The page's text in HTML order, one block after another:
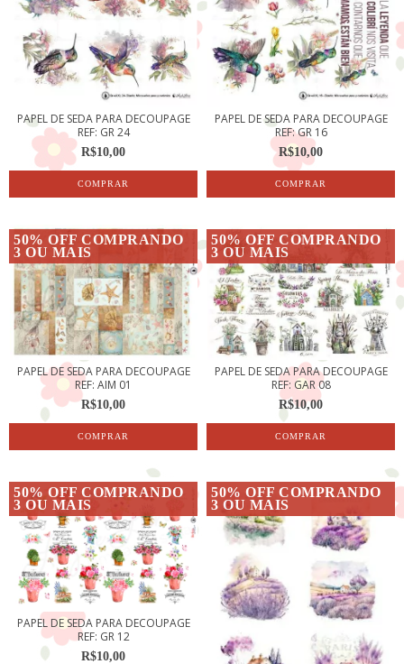
PAPEL DE SEDA PARA DECOUPAGE
REF: GR 24
R$10,00
PAPEL DE SEDA PARA DECOUPAGE
REF: GR 16
R$10,00
50% OFF COMPRANDO
3 OU MAIS
PAPEL DE SEDA PARA DECOUPAGE
REF: AIM 01
R$10,00
50% OFF COMPRANDO
3 OU MAIS
PAPEL DE SEDA PARA DECOUPAGE
REF: GAR 08
R$10,00
50% OFF COMPRANDO
3 OU MAIS
PAPEL DE SEDA PARA DECOUPAGE
REF: GR 12
R$10,00
50% OFF COMPRANDO
3 OU MAIS